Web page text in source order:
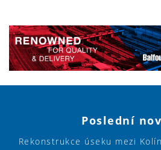
Poslední
Rekonstrukce úseku mezi